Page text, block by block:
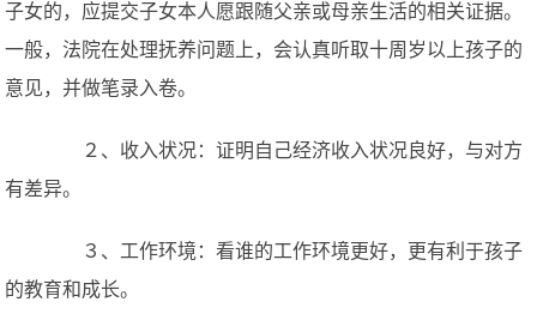
子女的，应提交子女本人愿跟随父亲或母亲生活的相关证据。
一般，法院在处理抚养问题上，会认真听取十周岁以上孩子的
意见，并做笔录入卷。
２、收入状况：证明自己经济收入状况良好，与对方
有差异。
３、工作环境：看谁的工作环境更好，更有利于孩子
的教育和成长。